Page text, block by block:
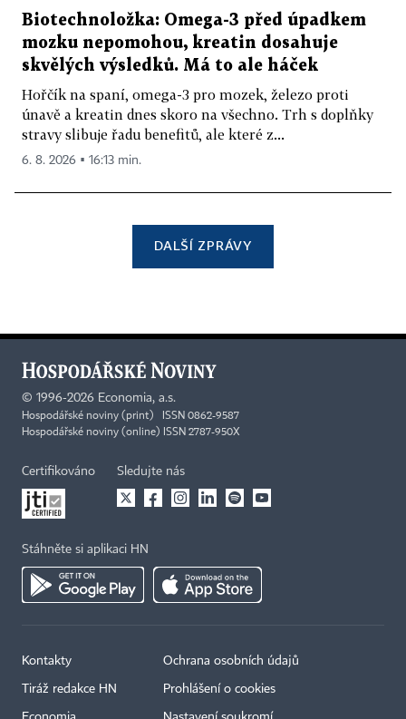
Biotechnoložka: Omega-3 před úpadkem
mozku nepomohou, kreatin dosahuje
skvělých výsledků. Má to ale háček
Hořčík na spaní, omega-3 pro mozek, železo proti
únavě a kreatin dnes skoro na všechno. Trh s doplňky
stravy slibuje řadu benefitů, ale které z...
6. 8. 2026 ▪ 16:13 min.
DALŠÍ ZPRÁVY
© 1996-2026 Economia, a.s.
Hospodářské noviny (print) ISSN 0862-9587
Hospodářské noviny (online) ISSN 2787-950X
Certifikováno Sledujte nás
Stáhněte si aplikaci HN
Kontakty
Tiráž redakce HN
Ochrana osobních údajů
Prohlášení o cookies